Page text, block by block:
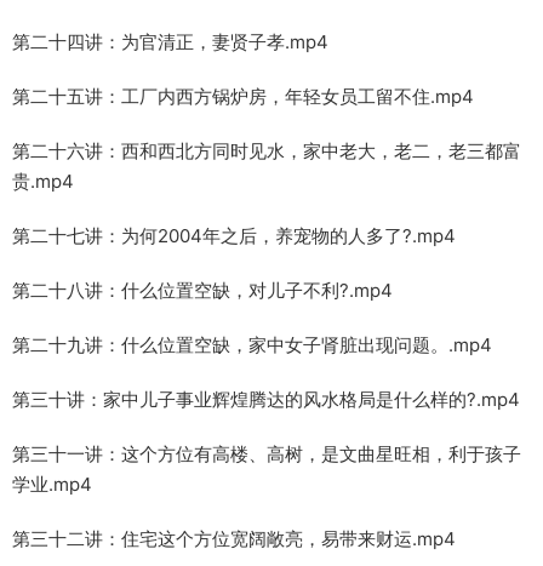
第二十四讲：为官清正，妻贤子孝.mp4
第二十五讲：工厂内西方锅炉房，年轻女员工留不住.mp4
第二十六讲：西和西北方同时见水，家中老大，老二，老三都富
贵.mp4
第二十七讲：为何2004年之后，养宠物的人多了?.mp4
第二十八讲：什么位置空缺，对儿子不利?.mp4
第二十九讲：什么位置空缺，家中女子肾脏出现问题。.mp4
第三十讲：家中儿子事业辉煌腾达的风水格局是什么样的?.mp4
第三十一讲：这个方位有高楼、高树，是文曲星旺相，利于孩子
学业.mp4
第三十二讲：住宅这个方位宽阔敞亮，易带来财运.mp4